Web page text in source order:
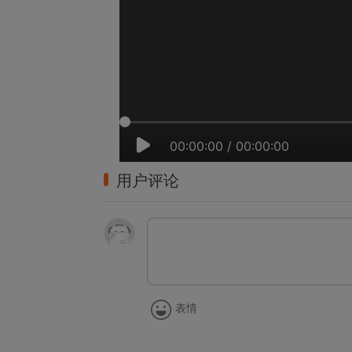
00:00:00 / 00:00:00
用户评论
表情